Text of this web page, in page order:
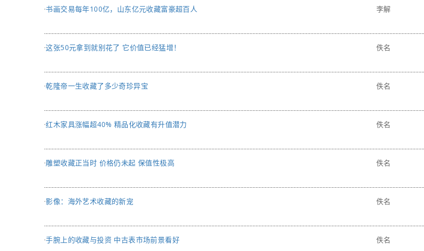
·书画交易每年100亿，山东亿元收藏富豪超百人 李解
·这张50元拿到就别花了 它价值已经猛增！ 佚名
·乾隆帝一生收藏了多少奇珍异宝 佚名
·红木家具涨幅超40% 精品化收藏有升值潜力 佚名
·雕塑收藏正当时 价格仍未起 保值性极高 佚名
·影像：海外艺术收藏的新宠 佚名
·手腕上的收藏与投资 中古表市场前景看好 佚名